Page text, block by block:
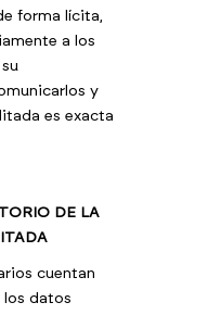
forma lícita,
a los
y
es exacta
DE LA
cuentan
los datos